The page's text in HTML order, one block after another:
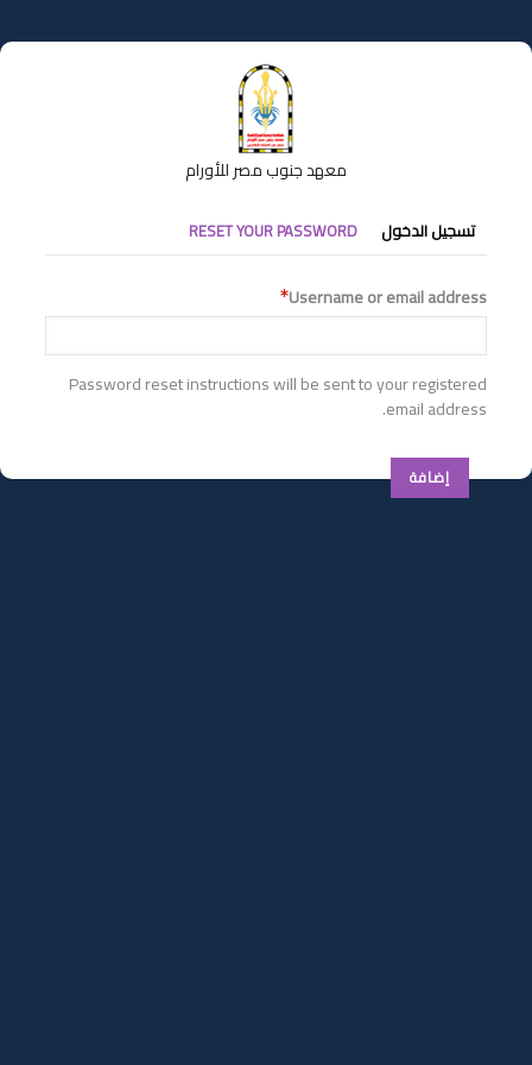
إلى
المحتوى
معهد جنوب مصر للأورام
التبويبات
الأساسية
تسجيل الدخول RESET YOUR PASSWORD
Username or email address
Password reset instructions will be sent to your registered
email address.